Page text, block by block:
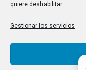
quiere deshabilitar.
Gestionar los servicios